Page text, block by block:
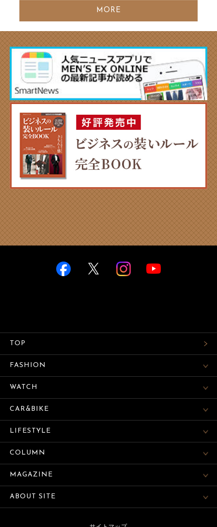
MORE
TOP
FASHION
WATCH
CAR&BIKE
LIFESTYLE
COLUMN
MAGAZINE
ABOUT SITE